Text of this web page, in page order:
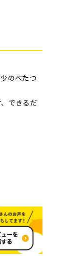
のべたつ
できるだ